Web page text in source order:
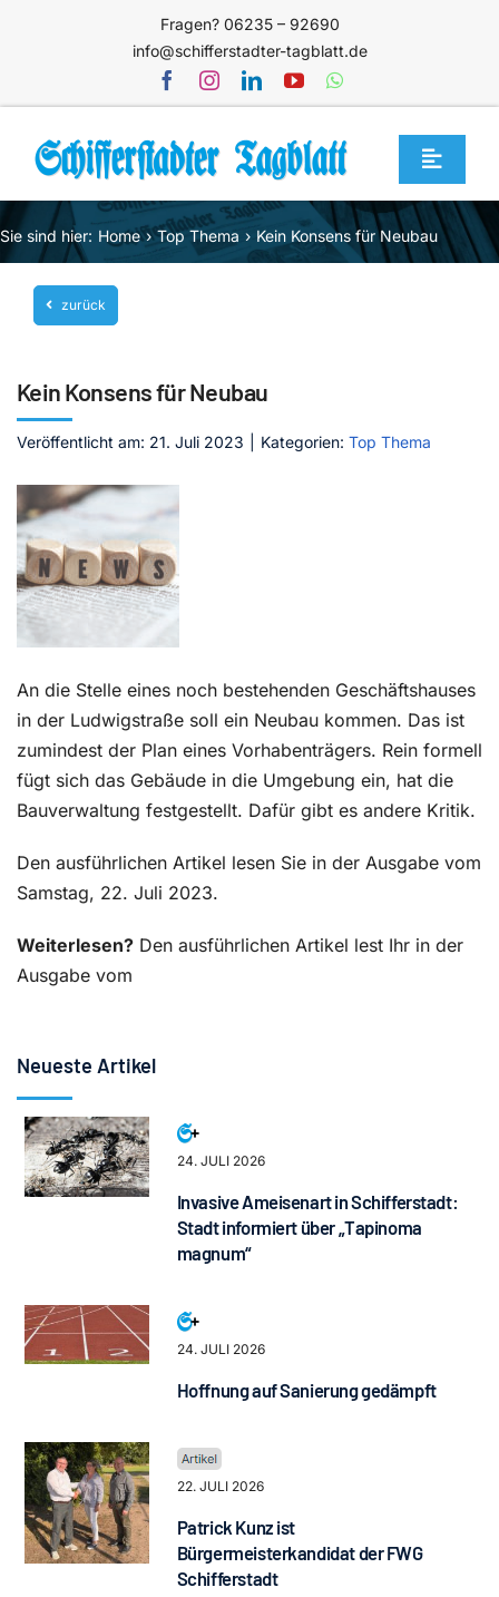
Fragen? 06235 – 92690
info@schifferstadter-tagblatt.de
Toggle
Home
Themen
Blog
Service
Mediathek
Jetzt abonnieren
Kontakt
Sie sind hier: Home Top Thema Kein Konsens für Neubau
zurück
Kein Konsens für Neubau
Veröffentlicht am: 21. Juli 2023 Kategorien: Top Thema
An die Stelle eines noch bestehenden Geschäftshauses
in der Ludwigstraße soll ein Neubau kommen. Das ist
zumindest der Plan eines Vorhabenträgers. Rein formell
fügt sich das Gebäude in die Umgebung ein, hat die
Bauverwaltung festgestellt. Dafür gibt es andere Kritik.
Den ausführlichen Artikel lesen Sie in der Ausgabe vom
Samstag, 22. Juli 2023.
Weiterlesen? Den ausführlichen Artikel lest Ihr in der
Ausgabe vom
Neueste Artikel
24. JULI 2026
Invasive Ameisenart in Schifferstadt:
Stadt informiert über „Tapinoma
magnum“
24. JULI 2026
Hoffnung auf Sanierung gedämpft
22. JULI 2026
Patrick Kunz ist
Bürgermeisterkandidat der FWG
Schifferstadt